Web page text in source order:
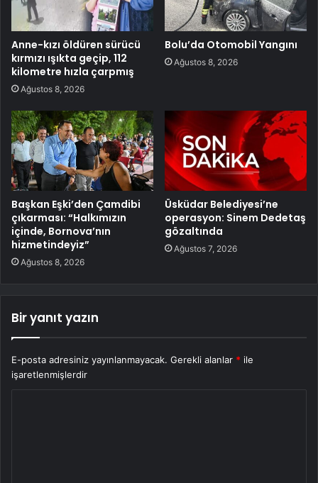
Anne-kızı öldüren sürücü
kırmızı ışıkta geçip, 112
kilometre hızla çarpmış
Ağustos 8, 2026
Bolu’da Otomobil Yangını
Ağustos 8, 2026
Başkan Eşki’den Çamdibi
çıkarması: “Halkımızın
içinde, Bornova’nın
hizmetindeyiz”
Ağustos 8, 2026
Üsküdar Belediyesi’ne
operasyon: Sinem Dedetaş
gözaltında
Ağustos 7, 2026
Bir yanıt yazın
E-posta adresiniz yayınlanmayacak. Gerekli alanlar * ile
işaretlenmişlerdir